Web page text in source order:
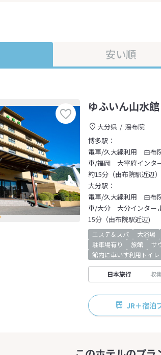
安い順
ゆふいん山水館
大分県
湯布院
博多駅：
電車/久大線利用 由布
車/福岡 大宰府インタ
約15分（由布院駅近辺）
大分駅：
電車/久大線利用 由布
車/大分 大分インター
15分（由布院駅近辺)
エステ＆スパ 大浴場
駐車場有り
旅館 サ
館内に車いす利用トイレ
日本旅行 収
JR＋宿泊